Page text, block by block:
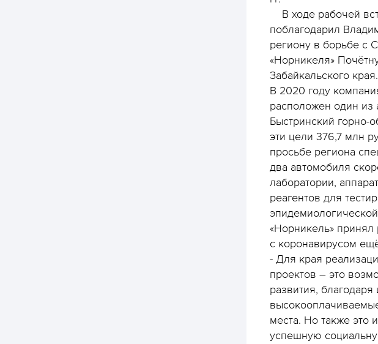
В ходе рабочей
поблагодарил
региону в борьбе с
«Норникеля»
Забайкальского края.
В 2020 году
расположен один из
Быстринский горно-
эти цели 376,7 млн
просьбе региона
два автомобиля
лаборатории,
реагентов для
«Норникель»
с коронавирусом
- Для края
проектов – это
развития,
места. Но также это
успешную